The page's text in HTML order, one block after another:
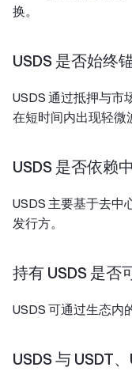
换。
USDS 是否始终
USDS 通过抵押与市
在短时间内出现轻微
USDS 是否依赖
USDS 主要基于去中
发行方。
持有 USDS 是否
USDS 可通过生态内
USDS 与 USDT